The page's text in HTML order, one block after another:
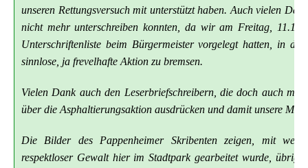
unseren Rettungsversuch mit unterstützt haben. Auch vielen
nicht mehr unterschreiben konnten, da wir am Freitag,
Unterschriftenliste beim Bürgermeister vorgelegt hatten, in
sinnlose, ja frevelhafte Aktion zu bremsen.
Vielen Dank auch den Leserbriefschreibern, die doch auch
über die Asphaltierungsaktion ausdrücken und damit unsere
Die Bilder des Pappenheimer Skribenten zeigen, mit
respektloser Gewalt hier im Stadtpark gearbeitet wurde,